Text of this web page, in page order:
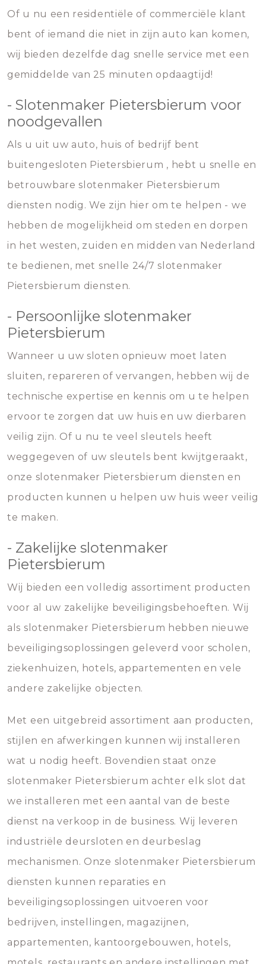
Of u nu een residentiële of commerciële klant
bent of iemand die niet in zijn auto kan komen,
wij bieden dezelfde dag snelle service met een
gemiddelde van 25 minuten opdaagtijd!
- Slotenmaker Pietersbierum voor
noodgevallen
Als u uit uw auto, huis of bedrijf bent
buitengesloten Pietersbierum , hebt u snelle en
betrouwbare slotenmaker Pietersbierum
diensten nodig. We zijn hier om te helpen - we
hebben de mogelijkheid om steden en dorpen
in het westen, zuiden en midden van Nederland
te bedienen, met snelle 24/7 slotenmaker
Pietersbierum diensten.
- Persoonlijke slotenmaker
Pietersbierum
Wanneer u uw sloten opnieuw moet laten
sluiten, repareren of vervangen, hebben wij de
technische expertise en kennis om u te helpen
ervoor te zorgen dat uw huis en uw dierbaren
veilig zijn. Of u nu te veel sleutels heeft
weggegeven of uw sleutels bent kwijtgeraakt,
onze slotenmaker Pietersbierum diensten en
producten kunnen u helpen uw huis weer veilig
te maken.
- Zakelijke slotenmaker
Pietersbierum
Wij bieden een volledig assortiment producten
voor al uw zakelijke beveiligingsbehoeften. Wij
als slotenmaker Pietersbierum hebben nieuwe
beveiligingsoplossingen geleverd voor scholen,
ziekenhuizen, hotels, appartementen en vele
andere zakelijke objecten.
Met een uitgebreid assortiment aan producten,
stijlen en afwerkingen kunnen wij installeren
wat u nodig heeft. Bovendien staat onze
slotenmaker Pietersbierum achter elk slot dat
we installeren met een aantal van de beste
dienst na verkoop in de business. Wij leveren
industriële deursloten en deurbeslag
mechanismen. Onze slotenmaker Pietersbierum
diensten kunnen reparaties en
beveiligingsoplossingen uitvoeren voor
bedrijven, instellingen, magazijnen,
appartementen, kantoorgebouwen, hotels,